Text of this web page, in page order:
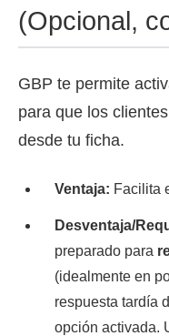
(Opcional,
GBP te permite
para que los
desde tu ficha.
Ventaja: Facilita
Desventaja/
preparado para
(idealmente en
respuesta tardía
opción activada.